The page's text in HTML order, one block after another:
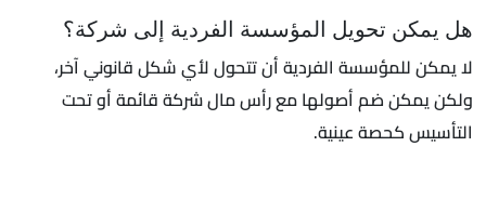
هل يمكن تحويل المؤسسة الفردية إلى شركة؟
لا يمكن للمؤسسة الفردية أن تتحول لأي شكل قانوني آخر،
ولكن يمكن ضم أصولها مع رأس مال شركة قائمة أو تحت
التأسيس كحصة عينية.